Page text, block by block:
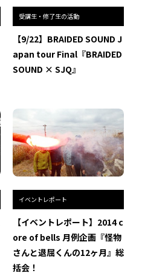
受講生・修了生の活動
【9/22】BRAIDED SOUND J
apan tour Final『BRAIDED
SOUND × SJQ』
イベントレポート
【イベントレポート】2014 c
ore of bells 月例企画『怪物
さんと退屈くんの12ヶ月』総
括会！